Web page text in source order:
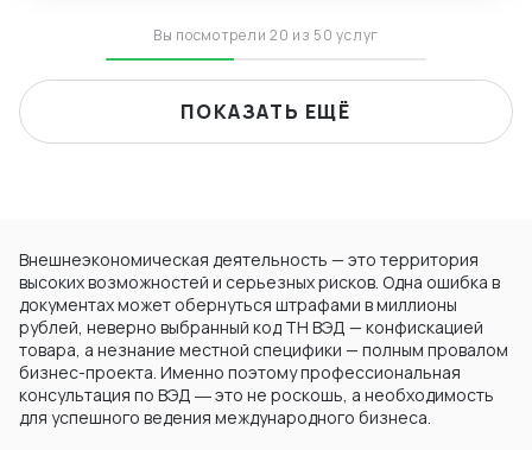
Вы посмотрели 20 из 50 услуг
ПОКАЗАТЬ ЕЩЁ
Внешнеэкономическая деятельность — это территория
высоких возможностей и серьезных рисков. Одна ошибка в
документах может обернуться штрафами в миллионы
рублей, неверно выбранный код ТН ВЭД — конфискацией
товара, а незнание местной специфики — полным провалом
бизнес-проекта. Именно поэтому профессиональная
консультация по ВЭД ― это не роскошь, а необходимость
для успешного ведения международного бизнеса.